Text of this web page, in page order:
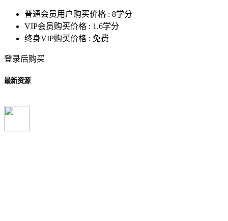
普通会员用户购买价格 : 8学分
VIP会员购买价格 : 1.6学分
终身VIP购买价格 : 免费
登录后购买
最新资源